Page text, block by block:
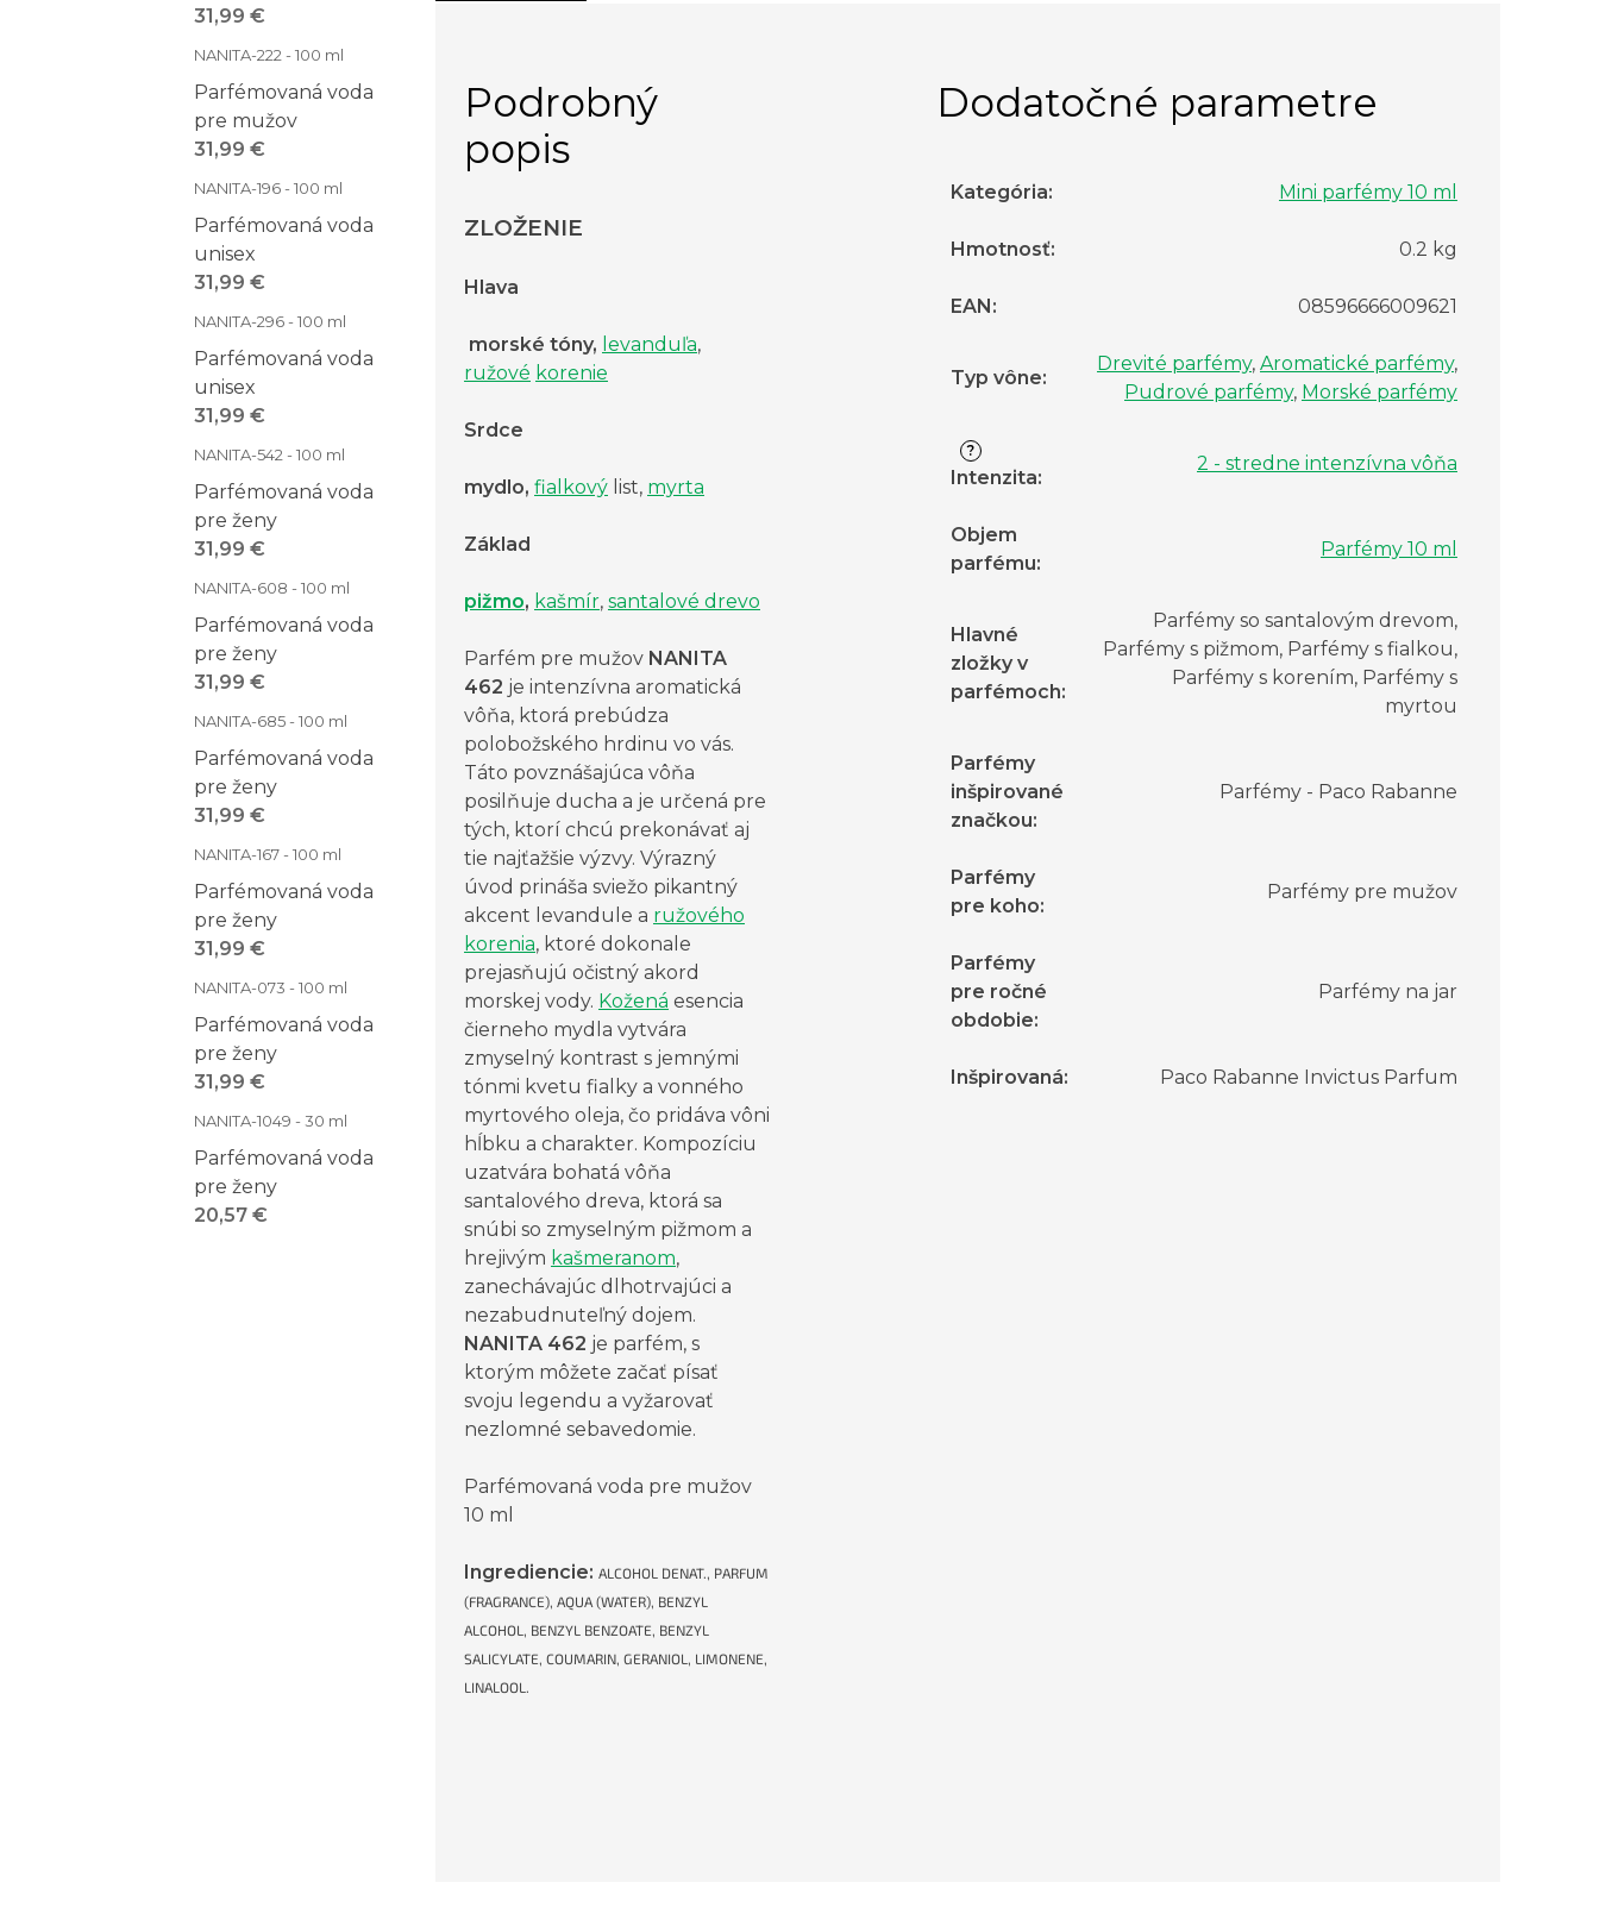
31,99 €
NANITA-222 - 100 ml
Parfémovaná voda
pre mužov
31,99 €
NANITA-196 - 100 ml
Parfémovaná voda
unisex
31,99 €
NANITA-296 - 100 ml
Parfémovaná voda
unisex
31,99 €
NANITA-542 - 100 ml
Parfémovaná voda
pre ženy
31,99 €
NANITA-608 - 100 ml
Parfémovaná voda
pre ženy
31,99 €
NANITA-685 - 100 ml
Parfémovaná voda
pre ženy
31,99 €
NANITA-167 - 100 ml
Parfémovaná voda
pre ženy
31,99 €
NANITA-073 - 100 ml
Parfémovaná voda
pre ženy
31,99 €
NANITA-1049 - 30 ml
Parfémovaná voda
pre ženy
20,57 €
Podrobný
popis
ZLOŽENIE
Hlava
morské tóny, levanduľa,
ružové korenie
Srdce
mydlo, fialkový list, myrta
Základ
pižmo, kašmír, santalové drevo
Parfém pre mužov NANITA
462 je intenzívna aromatická
vôňa, ktorá prebúdza
polobožského hrdinu vo vás.
Táto povznášajúca vôňa
posilňuje ducha a je určená pre
tých, ktorí chcú prekonávať aj
tie najťažšie výzvy. Výrazný
úvod prináša sviežo pikantný
akcent levandule a ružového
korenia, ktoré dokonale
prejasňujú očistný akord
morskej vody. Kožená esencia
čierneho mydla vytvára
zmyselný kontrast s jemnými
tónmi kvetu fialky a vonného
myrtového oleja, čo pridáva vôni
hĺbku a charakter. Kompozíciu
uzatvára bohatá vôňa
santalového dreva, ktorá sa
snúbi so zmyselným pižmom a
hrejivým kašmeranom,
zanechávajúc dlhotrvajúci a
nezabudnuteľný dojem.
NANITA 462 je parfém, s
ktorým môžete začať písať
svoju legendu a vyžarovať
nezlomné sebavedomie.
Parfémovaná voda pre mužov
10 ml
Ingrediencie: ALCOHOL DENAT., PARFUM
(FRAGRANCE), AQUA (WATER), BENZYL
ALCOHOL, BENZYL BENZOATE, BENZYL
SALICYLATE, COUMARIN, GERANIOL, LIMONENE,
LINALOOL.
Dodatočné parametre
Kategória: Mini parfémy 10 ml
Hmotnosť: 0.2 kg
EAN : 08596666009621
Typ vône:
Drevité parfémy, Aromatické parfémy,
Pudrové parfémy, Morské parfémy
?
Intenzita:
2 - stredne intenzívna vôňa
Objem
parfému:
Parfémy 10 ml
Hlavné
zložky v
parfémoch:
Parfémy so santalovým drevom,
Parfémy s pižmom, Parfémy s fialkou,
Parfémy s korením, Parfémy s
myrtou
Parfémy
inšpirované
značkou:
Parfémy - Paco Rabanne
Parfémy
pre koho:
Parfémy pre mužov
Parfémy
pre ročné
obdobie:
Parfémy na jar
Inšpirovaná: Paco Rabanne Invictus Parfum